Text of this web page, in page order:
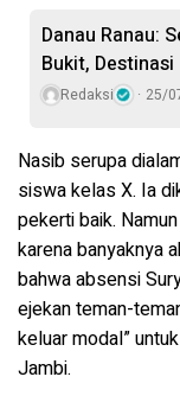
Danau Ranau:
Bukit,
Redaksi 25/
Nasib serupa
siswa kelas X. Ia
pekerti baik. Namun
karena banyaknya
bahwa absensi
ejekan teman-
keluar modal”
Jambi.